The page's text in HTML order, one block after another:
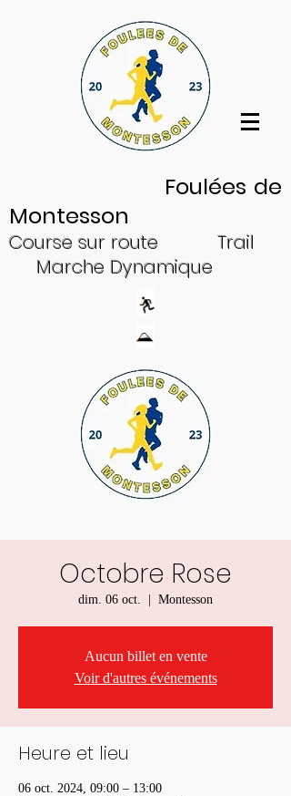
Log In
Foulées de
Montesson
Course sur route
Trail
Marche Dynamique
Octobre Rose
dim. 06 oct. Montesson
Aucun billet en vente
Voir d'autres événements
Heure et lieu
06 oct. 2024, 09:00 – 13:00